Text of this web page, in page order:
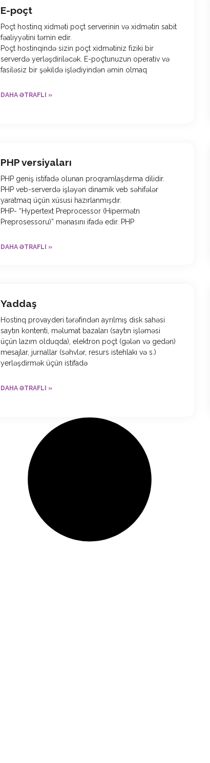
E-poçt
Poçt hostinq xidməti poçt serverinin və xidmətin sabit
fəaliyyətini təmin edir.
Poçt hostinqində sizin poçt xidmətiniz fiziki bir
serverdə yerləşdiriləcək. E-poçtunuzun operativ və
fasiləsiz bir şəkildə işlədiyindən əmin olmaq
DAHA ƏTRAFLI »
PHP versiyaları
PHP geniş istifadə olunan proqramlaşdırma dilidir.
PHP veb-serverdə işləyən dinamik veb səhifələr
yaratmaq üçün xüsusi hazırlanmışdır.
PHP- “Hypertext Preprocessor (Hipermətn
Preprosessoru)” mənasını ifadə edir. PHP
DAHA ƏTRAFLI »
Yaddaş
Hostinq provayderi tərəfindən ayrılmış disk sahəsi
saytın kontenti, məlumat bazaları (saytın işləməsi
üçün lazım olduqda), elektron poçt (gələn və gedən)
mesajlar, jurnallar (səhvlər, resurs istehlakı və s.)
yerləşdirmək üçün istifadə
DAHA ƏTRAFLI »